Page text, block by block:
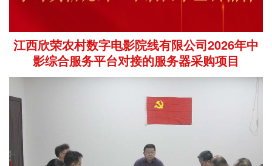
江西欣荣农村数字电影院线有限公司2026年中
影综合服务平台对接的服务器采购项目